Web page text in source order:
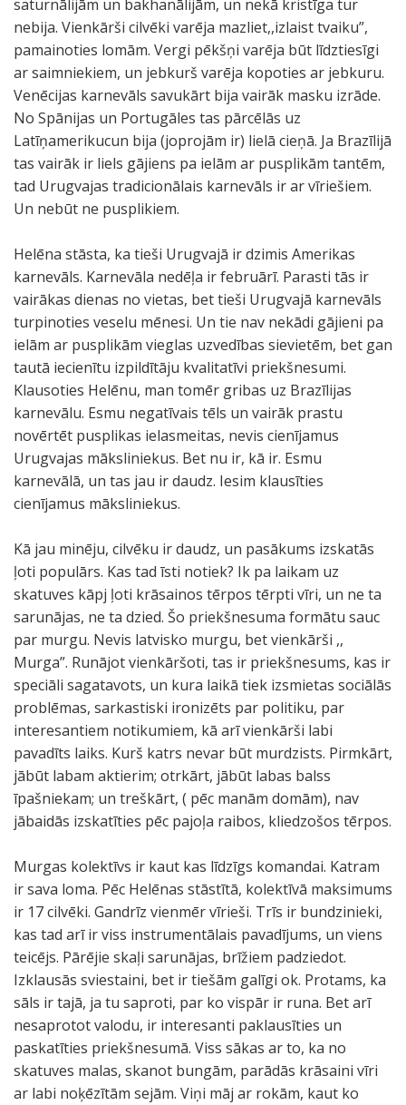
saturnālijām un bakhanālijām, un nekā kristīga tur
nebija. Vienkārši cilvēki varēja mazliet,,izlaist tvaiku”,
pamainoties lomām. Vergi pēkšņi varēja būt līdztiesīgi
ar saimniekiem, un jebkurš varēja kopoties ar jebkuru.
Venēcijas karnevāls savukārt bija vairāk masku izrāde.
No Spānijas un Portugāles tas pārcēlās uz
Latīņamerikucun bija (joprojām ir) lielā cieņā. Ja Brazīlijā
tas vairāk ir liels gājiens pa ielām ar pusplikām tantēm,
tad Urugvajas tradicionālais karnevāls ir ar vīriešiem.
Un nebūt ne pusplikiem.
Helēna stāsta, ka tieši Urugvajā ir dzimis Amerikas
karnevāls. Karnevāla nedēļa ir februārī. Parasti tās ir
vairākas dienas no vietas, bet tieši Urugvajā karnevāls
turpinoties veselu mēnesi. Un tie nav nekādi gājieni pa
ielām ar pusplikām vieglas uzvedības sievietēm, bet gan
tautā iecienītu izpildītāju kvalitatīvi priekšnesumi.
Klausoties Helēnu, man tomēr gribas uz Brazīlijas
karnevālu. Esmu negatīvais tēls un vairāk prastu
novērtēt pusplikas ielasmeitas, nevis cienījamus
Urugvajas māksliniekus. Bet nu ir, kā ir. Esmu
karnevālā, un tas jau ir daudz. Iesim klausīties
cienījamus māksliniekus.
Kā jau minēju, cilvēku ir daudz, un pasākums izskatās
ļoti populārs. Kas tad īsti notiek? Ik pa laikam uz
skatuves kāpj ļoti krāsainos tērpos tērpti vīri, un ne ta
sarunājas, ne ta dzied. Šo priekšnesuma formātu sauc
par murgu. Nevis latvisko murgu, bet vienkārši ,,
Murga”. Runājot vienkāršoti, tas ir priekšnesums, kas ir
speciāli sagatavots, un kura laikā tiek izsmietas sociālās
problēmas, sarkastiski ironizēts par politiku, par
interesantiem notikumiem, kā arī vienkārši labi
pavadīts laiks. Kurš katrs nevar būt murdzists. Pirmkārt,
jābūt labam aktierim; otrkārt, jābūt labas balss
īpašniekam; un treškārt, ( pēc manām domām), nav
jābaidās izskatīties pēc pajoļa raibos, kliedzošos tērpos.
Murgas kolektīvs ir kaut kas līdzīgs komandai. Katram
ir sava loma. Pēc Helēnas stāstītā, kolektīvā maksimums
ir 17 cilvēki. Gandrīz vienmēr vīrieši. Trīs ir bundzinieki,
kas tad arī ir viss instrumentālais pavadījums, un viens
teicējs. Pārējie skaļi sarunājas, brīžiem padziedot.
Izklausās sviestaini, bet ir tiešām galīgi ok. Protams, ka
sāls ir tajā, ja tu saproti, par ko vispār ir runa. Bet arī
nesaprotot valodu, ir interesanti paklausīties un
paskatīties priekšnesumā. Viss sākas ar to, ka no
skatuves malas, skanot bungām, parādās krāsaini vīri
ar labi noķēzītām sejām. Viņi māj ar rokām, kaut ko